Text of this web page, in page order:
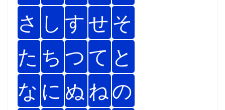
さ し すせ そ
た ち つ て と
な に ぬ ねの